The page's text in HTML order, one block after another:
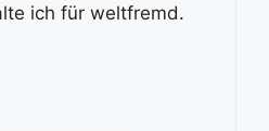
ich für weltfremd.